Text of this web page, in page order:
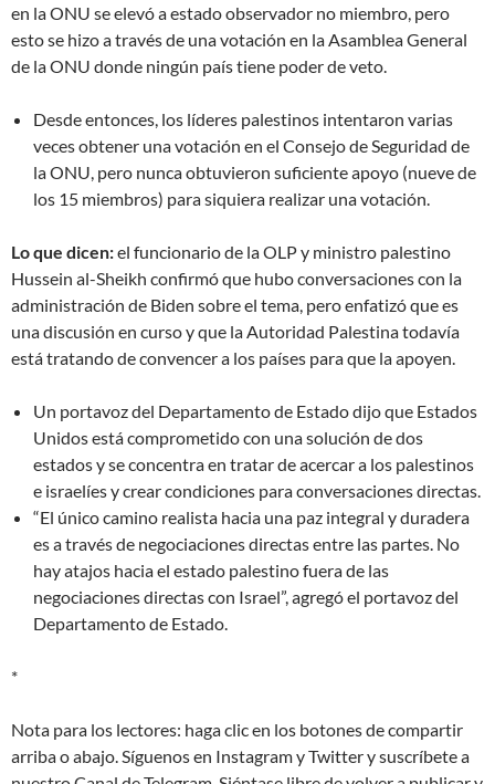
en la ONU se elevó a estado observador no miembro, pero
esto se hizo a través de una votación en la Asamblea General
de la ONU donde ningún país tiene poder de veto.
Desde entonces, los líderes palestinos intentaron varias
veces obtener una votación en el Consejo de Seguridad de
la ONU, pero nunca obtuvieron suficiente apoyo (nueve de
los 15 miembros) para siquiera realizar una votación.
Lo que dicen:el funcionario de la OLP y ministro palestino
Hussein al-Sheikh confirmó que hubo conversaciones con la
administración de Biden sobre el tema, pero enfatizó que es
una discusión en curso y que la Autoridad Palestina todavía
está tratando de convencer a los países para que la apoyen.
Un portavoz del Departamento de Estado dijo que Estados
Unidos está comprometido con una solución de dos
estados y se concentra en tratar de acercar a los palestinos
e israelíes y crear condiciones para conversaciones directas.
“El único camino realista hacia una paz integral y duradera
es a través de negociaciones directas entre las partes. No
hay atajos hacia el estado palestino fuera de las
negociaciones directas con Israel”, agregó el portavoz del
Departamento de Estado.
*
Nota para los lectores: haga clic en los botones de compartir
arriba o abajo. Síguenos en Instagram y Twitter y suscríbete a